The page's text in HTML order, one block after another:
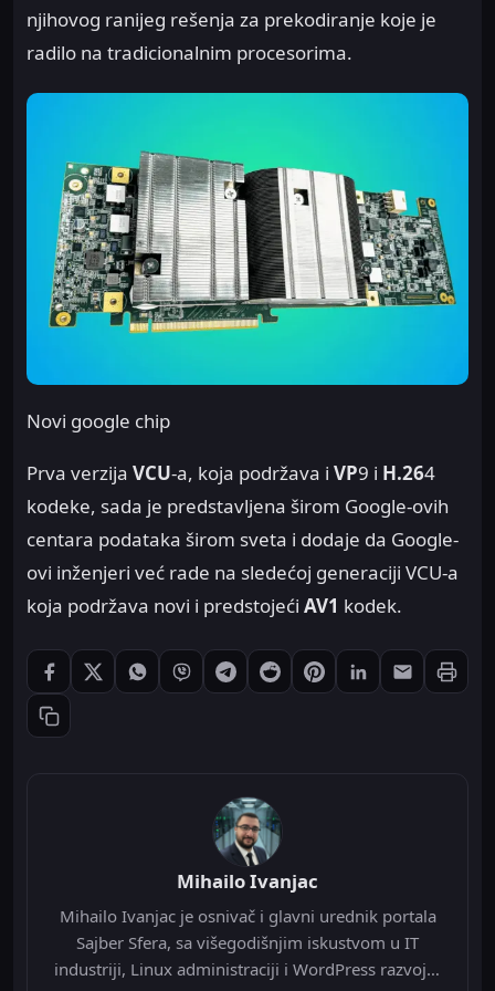
njihovog ranijeg rešenja za prekodiranje koje je
radilo na tradicionalnim procesorima.
Novi google chip
Prva verzija VCU-a, koja podržava i VP9 i H.264
kodeke, sada je predstavljena širom Google-ovih
centara podataka širom sveta i dodaje da Google-
ovi inženjeri već rade na sledećoj generaciji VCU-a
koja podržava novi i predstojeći AV1 kodek.
Podeli: Facebook
Podeli: XPodeli: WhatsApp
Podeli: Viber
Podeli: Telegram
Podeli: Reddit
Podeli: Pinterest
Podeli: LinkedIn
Podeli:
Kopiraj link
Mihailo Ivanjac
Mihailo Ivanjac je osnivač i glavni urednik portala
Sajber Sfera, sa višegodišnjim iskustvom u IT
industriji, Linux administraciji i WordPress razvoju.